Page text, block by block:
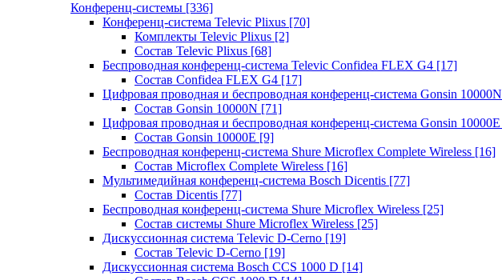
Конференц-системы [336]
Конференц-система Televic Plixus [70]
Комплекты Televic Plixus [2]
Состав Televic Plixus [68]
Беспроводная конференц-система Televic Confidea FLEX G4 [17]
Состав Confidea FLEX G4 [17]
Цифровая проводная и беспроводная конференц-система Gonsin 10000N
Состав Gonsin 10000N [71]
Цифровая проводная и беспроводная конференц-система Gonsin 10000E
Состав Gonsin 10000E [9]
Беспроводная конференц-система Shure Microflex Complete Wireless [16]
Состав Microflex Complete Wireless [16]
Мультимедийная конференц-система Bosch Dicentis [77]
Состав Dicentis [77]
Беспроводная конференц-система Shure Microflex Wireless [25]
Состав системы Shure Microflex Wireless [25]
Дискуссионная система Televic D-Cerno [19]
Состав Televic D-Cerno [19]
Дискуссионная система Bosch CCS 1000 D [14]